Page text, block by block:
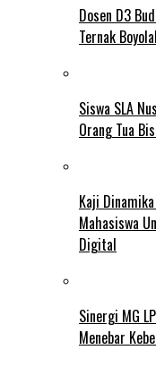
Dosen D3
Ternak
Siswa SLA
Orang Tua
Kaji
Mahasiswa
Digital
Sinergi MG
Menebar